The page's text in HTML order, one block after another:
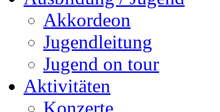
Akkordeon
Jugendleitung
Jugend on tour
Aktivitäten
Konzerte